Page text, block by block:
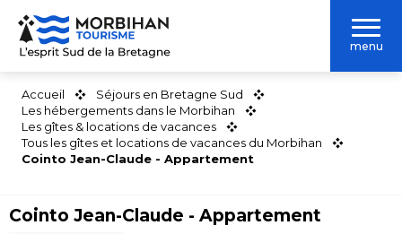
Aller
contenu
menu
Accueil
Séjours en Bretagne Sud
Les hébergements dans le Morbihan
Les gîtes & locations de vacances
Tous les gîtes et locations de vacances du Morbihan
Cointo Jean-Claude - Appartement
Cointo Jean-Claude - Appartement